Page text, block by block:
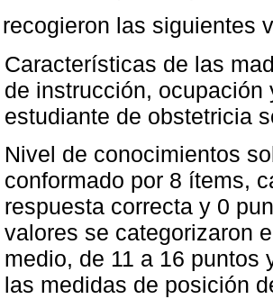
las siguientes
Características de las
de instrucción,
estudiante de obstetricia
Nivel de conocimientos
conformado por 8 ítems,
respuesta correcta y 0
valores se categorizaron
medio, de 11 a 16 puntos
las medidas de posición